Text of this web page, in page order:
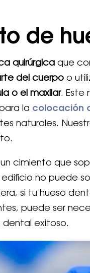
de
quirúrgica que
del cuerpo o
o el maxilar. Este
la colocación
naturales.
cimiento que
no puede
si tu hueso
puede ser
exitoso.